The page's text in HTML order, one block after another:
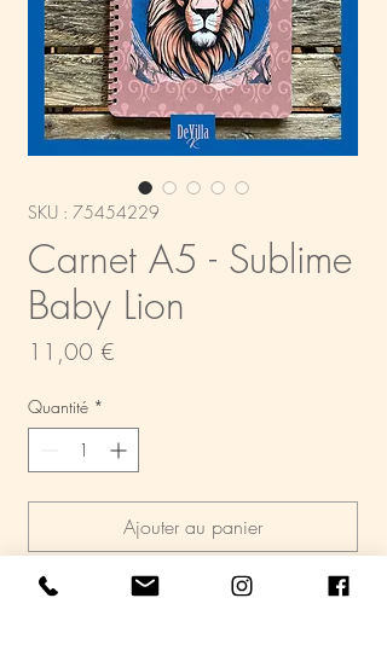
SKU : 75454229
Carnet A5 - Sublime
Baby Lion
11,00 €
Quantité *
Ajouter au panier